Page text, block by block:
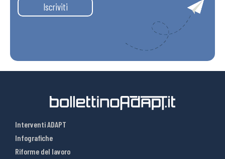
Iscriviti
Interventi ADAPT
Infografiche
Riforme del lavoro